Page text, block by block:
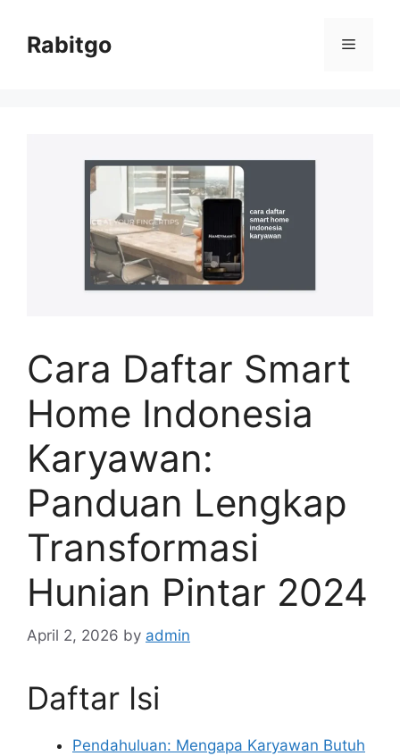
contentRabitgo Menu
Cara Daftar Smart
Home Indonesia
Karyawan:
Panduan Lengkap
Transformasi
Hunian Pintar 2024
April 2, 2026 by admin
Daftar Isi
Pendahuluan: Mengapa Karyawan Butuh